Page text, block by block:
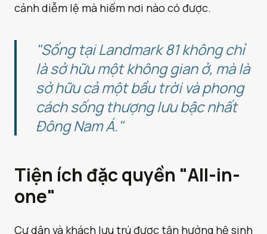
cảnh diễm lệ mà hiếm nơi nào có được.
"Sống tại Landmark 81 không chỉ
là sở hữu một không gian ở, mà là
sở hữu cả một bầu trời và phong
cách sống thượng lưu bậc nhất
Đông Nam Á."
Tiện ích đặc quyền "All-in-
one"
Cư dân và khách lưu trú được tận hưởng hệ sinh